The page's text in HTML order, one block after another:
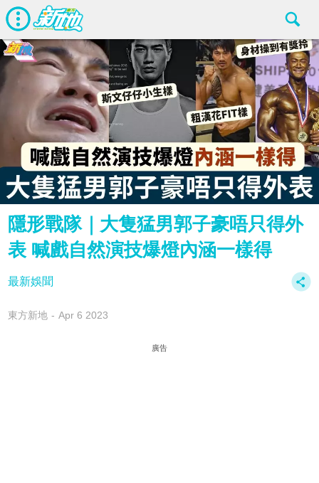
隱形戰隊｜大隻猛男郭子豪唔只得外
表 喊戲自然演技爆燈內涵一樣得
最新娛聞
東方新地 Apr 6 2023
廣告